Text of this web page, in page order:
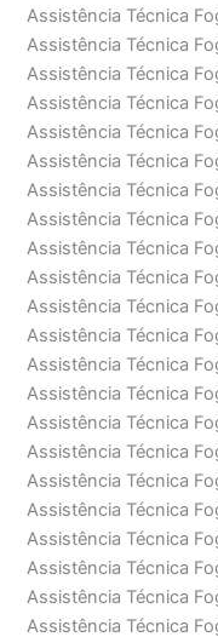
Assistência Técnica
Assistência Técnica
Assistência Técnica
Assistência Técnica
Assistência Técnica
Assistência Técnica
Assistência Técnica
Assistência Técnica
Assistência Técnica
Assistência Técnica
Assistência Técnica
Assistência Técnica
Assistência Técnica
Assistência Técnica
Assistência Técnica
Assistência Técnica
Assistência Técnica
Assistência Técnica
Assistência Técnica
Assistência Técnica
Assistência Técnica
Assistência Técnica